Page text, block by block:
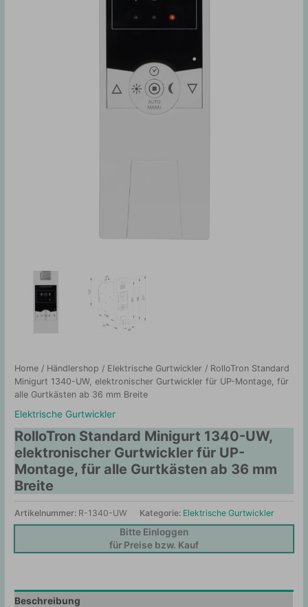
Home / Händlershop / Elektrische Gurtwickler / RolloTron Standard
Minigurt 1340-UW, elektronischer Gurtwickler für UP-Montage, für
alle Gurtkästen ab 36 mm Breite
Elektrische Gurtwickler
RolloTron Standard Minigurt 1340-UW,
elektronischer Gurtwickler für UP-
Montage, für alle Gurtkästen ab 36 mm
Breite
Artikelnummer: R-1340-UW Kategorie: Elektrische Gurtwickler
Bitte Einloggen
für Preise bzw. Kauf
Beschreibung